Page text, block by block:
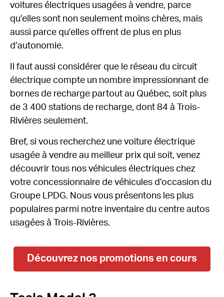
voitures électriques usagées à vendre, parce
qu’elles sont non seulement moins chères, mais
aussi parce qu’elles offrent de plus en plus
d’autonomie.
Il faut aussi considérer que le réseau du circuit
électrique compte un nombre impressionnant de
bornes de recharge partout au Québec, soit plus
de 3 400 stations de recharge, dont 84 à Trois-
Rivières seulement.
Bref, si vous recherchez une voiture électrique
usagée à vendre au meilleur prix qui soit, venez
découvrir tous nos véhicules électriques chez
votre concessionnaire de véhicules d’occasion du
Groupe LPDG. Nous vous présentons les plus
populaires parmi notre inventaire du centre autos
usagées à Trois-Rivières.
Découvrez nos promotions en cours